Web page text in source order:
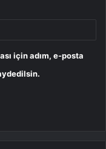
için adım, e-posta